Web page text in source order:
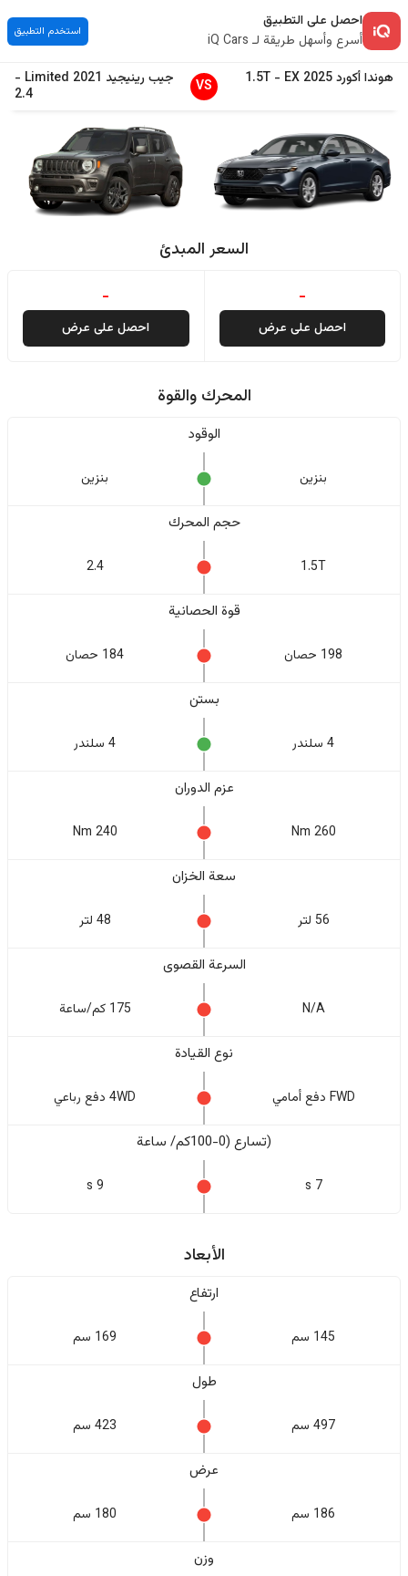
احصل على التطبيق
أسرع وأسهل طريقة لـ iQ Cars
استخدم التطبيق
هونداأكورد2025
EX
-
1.5T
VS جيب رينيجيد 2021
Limited
-
2.4
السعر المبدئ
-
احصل على عرض
-
احصل على عرض
المحرك والقوة
الوقود
بنزين بنزين
حجم المحرك
1.5T
2.4
قوة الحصانية
198 حصان 184 حصان
بستن
4 سلندر 4 سلندر
عزم الدوران
260 Nm
240 Nm
سعة الخزان
56 لتر 48 لتر
السرعة القصوى
N/A 175 كم/ساعة
نوع القيادة
FWD دفع أمامي 4WD دفع رباعي
(تسارع (0-100كم/ ساعة
7 s
9 s
الأبعاد
ارتفاع
145 سم 169 سم
طول
497 سم 423 سم
عرض
186 سم 180 سم
وزن